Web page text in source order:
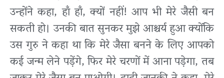
उन्होंने कहा, हाँ हाँ, क्यों नहीं! आप भी मेरे जैसी बन
सकती हो। उनकी बात सुनकर मुझे आश्चर्य हुआ क्योंकि
उस गुरु ने कहा था कि मेरे जैसा बनने के लिए आपको
कई जन्म लेने पड़ेंगे, फिर मेरे चरणों में आना पड़ेगा, तब